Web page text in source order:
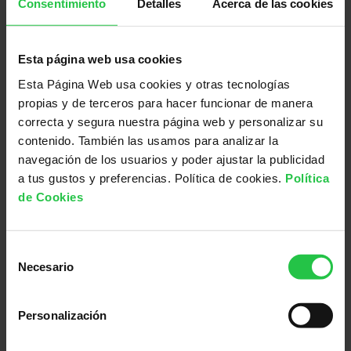
Consentimiento Detalles Acerca de las cookies
Esta página web usa cookies
Esta Página Web usa cookies y otras tecnologías
propias y de terceros para hacer funcionar de manera
correcta y segura nuestra página web y personalizar su
contenido. También las usamos para analizar la
navegación de los usuarios y poder ajustar la publicidad
a tus gustos y preferencias. Política de cookies. Política
de Cookies
Necesario
Personalización
negativo.
Foro Cáncer de mama
Lee mássobre
1 comentario